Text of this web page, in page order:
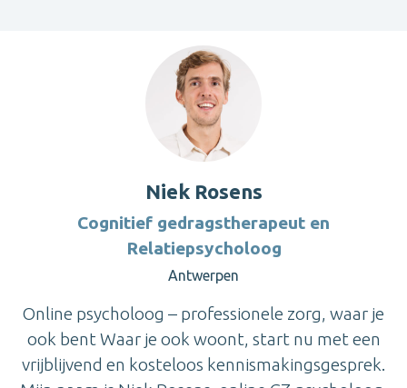
Niek Rosens
Cognitief gedragstherapeut en
Relatiepsycholoog
Antwerpen
Online psycholoog – professionele zorg, waar je
ook bent Waar je ook woont, start nu met een
vrijblijvend en kosteloos kennismakingsgesprek.